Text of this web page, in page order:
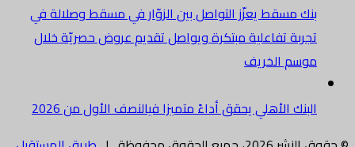
بنك مسقط يعزّز التواصل بين الزوّار في مسقط وصلالة في
تجربة تفاعلية مبتكرة ويواصل تقديم عروض حصريّة خلال
موسم الخريف
البنك الأهلي يحقق أداءً متميزا فيالنصف الأول من 2026